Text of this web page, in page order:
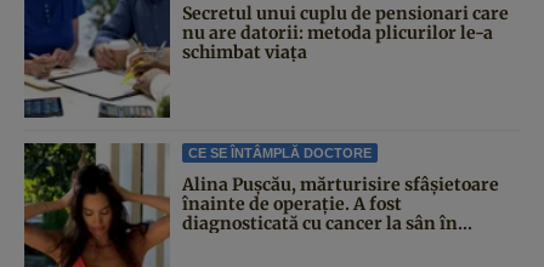
Secretul unui cuplu de pensionari care
nu are datorii: metoda plicurilor le-a
schimbat viața
CE SE ÎNTÂMPLĂ DOCTORE
Alina Pușcău, mărturisire sfâșietoare
înainte de operație. A fost
diagnosticată cu cancer la sân în...